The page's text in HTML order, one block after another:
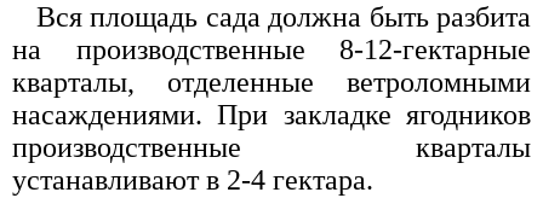
Вся площадь сада должна быть разбита
на производственные 8-12-гектарные
кварталы, отделенные ветроломными
насаждениями. При закладке ягодников
производственные кварталы
устанавливают в 2-4 гектара.